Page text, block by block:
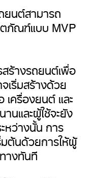
นต์สามารถ
ภัณฑ์แบบ MVP
ร้างรถยนต์เพื่อ
เริ่มสร้างด้วย
ครื่องยนต์ และ
นและผู้ใช้จะยัง
หว่างนั้น การ
ต้นด้วยการให้ผู้
างทันที